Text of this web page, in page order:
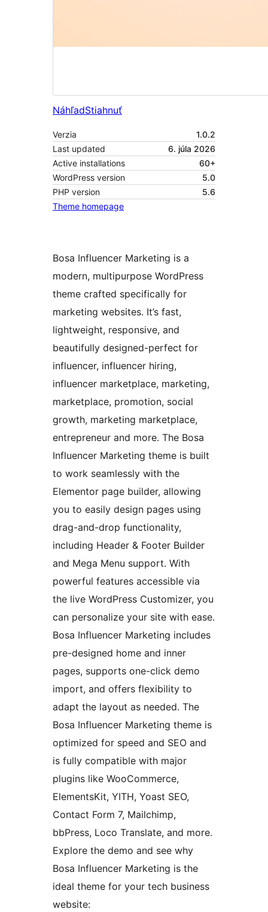
NáhľadStiahnuť
Verzia
1.0.2
Last updated
6. júla 2026
Active installations
60+
WordPress version
5.0
PHP version
5.6
Theme homepage
Bosa Influencer Marketing is a
modern, multipurpose WordPress
theme crafted specifically for
marketing websites. It’s fast,
lightweight, responsive, and
beautifully designed-perfect for
influencer, influencer hiring,
influencer marketplace, marketing,
marketplace, promotion, social
growth, marketing marketplace,
entrepreneur and more. The Bosa
Influencer Marketing theme is built
to work seamlessly with the
Elementor page builder, allowing
you to easily design pages using
drag-and-drop functionality,
including Header & Footer Builder
and Mega Menu support. With
powerful features accessible via
the live WordPress Customizer, you
can personalize your site with ease.
Bosa Influencer Marketing includes
pre-designed home and inner
pages, supports one-click demo
import, and offers flexibility to
adapt the layout as needed. The
Bosa Influencer Marketing theme is
optimized for speed and SEO and
is fully compatible with major
plugins like WooCommerce,
ElementsKit, YITH, Yoast SEO,
Contact Form 7, Mailchimp,
bbPress, Loco Translate, and more.
Explore the demo and see why
Bosa Influencer Marketing is the
ideal theme for your tech business
website: